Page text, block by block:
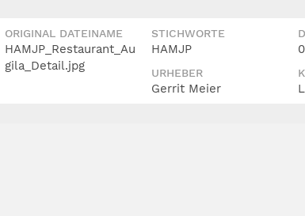
ORIGINAL DATEINAME
HAMJP_Restaurant_Au
gila_Detail.jpg
STICHWORTE
HAMJP
URHEBER
Gerrit Meier